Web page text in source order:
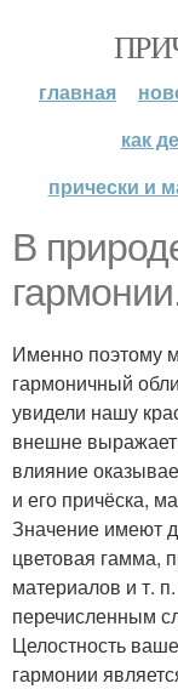
главная
как
прически и
В
Именно поэтому
гармоничный
увидели нашу
внешне
влияние
и его причёска,
Значение имеют
цветовая гамма,
материалов и т.
перечисленным
Целостность
гармонии